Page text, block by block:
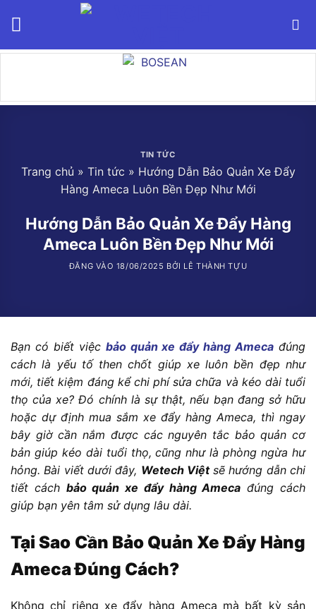
TIN TỨC
Trang chủ » Tin tức » Hướng Dẫn Bảo Quản Xe Đẩy
Hàng Ameca Luôn Bền Đẹp Như Mới
Hướng Dẫn Bảo Quản Xe Đẩy Hàng
Ameca Luôn Bền Đẹp Như Mới
ĐĂNG VÀO 18/06/2025 BỞI LÊ THÀNH TỰU
Bạn có biết việc bảo quản xe đẩy hàng Ameca đúng
cách là yếu tố then chốt giúp xe luôn bền đẹp như
mới, tiết kiệm đáng kể chi phí sửa chữa và kéo dài tuổi
thọ của xe? Đó chính là sự thật, nếu bạn đang sở hữu
hoặc dự định mua sắm xe đẩy hàng Ameca, thì ngay
bây giờ cần nắm được các nguyên tắc bảo quản cơ
bản giúp kéo dài tuổi thọ, cũng như là phòng ngừa hư
hỏng. Bài viết dưới đây, Wetech Việtsẽ hướng dẫn chi
tiết cách bảo quản xe đẩy hàng Ameca đúng cách
giúp bạn yên tâm sử dụng lâu dài.
Tại Sao Cần Bảo Quản Xe Đẩy Hàng
Ameca Đúng Cách?
Không chỉ riêng xe đẩy hàng Ameca mà bất kỳ sản